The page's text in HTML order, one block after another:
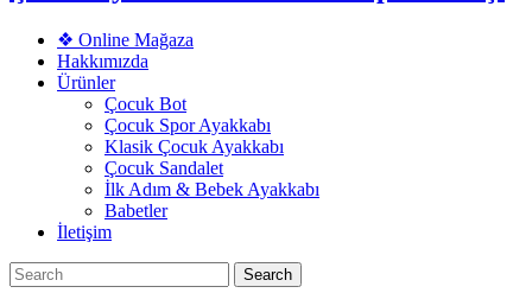
❖ Online Mağaza
Hakkımızda
Ürünler
Çocuk Bot
Çocuk Spor Ayakkabı
Klasik Çocuk Ayakkabı
Çocuk Sandalet
İlk Adım & Bebek Ayakkabı
Babetler
İletişim